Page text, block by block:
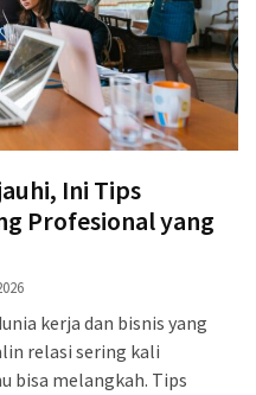
Ini Tips
Profesional yang
kerja dan bisnis yang
relasi sering kali
bisa melangkah. Tips